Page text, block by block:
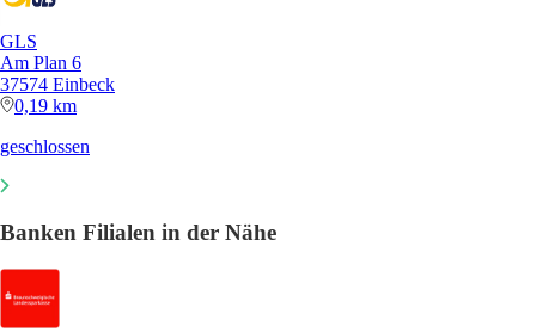
GLS
Am Plan 6
37574 Einbeck
0,19 km
geschlossen
Banken Filialen in der Nähe